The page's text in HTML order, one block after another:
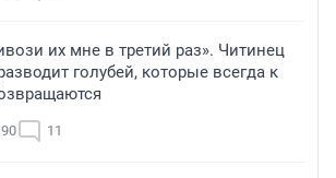
их мне в третий раз». Читинец
голубей, которые всегда к
11